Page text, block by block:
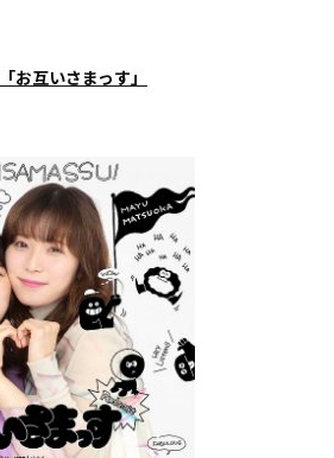
お互いさまっす」